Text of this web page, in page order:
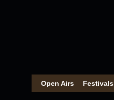
Open Airs Festivals